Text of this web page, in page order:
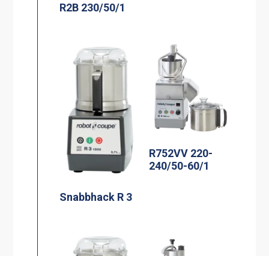
R2B 230/50/1
Snabbhack R 3
R752VV 220-
240/50-60/1